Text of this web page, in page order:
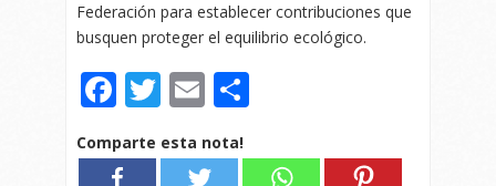
Federación para establecer contribuciones que
busquen proteger el equilibrio ecológico.
Facebook
Twitter
Email
Comparte esta nota!